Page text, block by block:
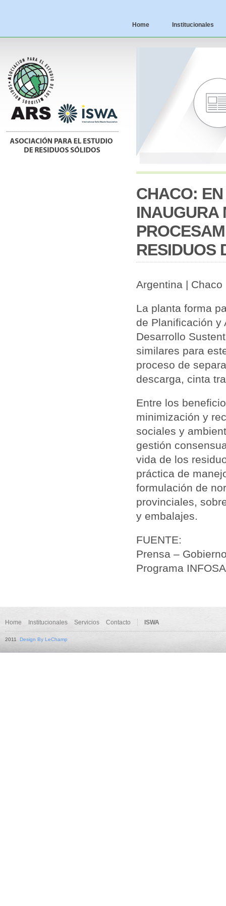
Home Institucionales
CHACO:
INAUGURA
RESIDUOS
Argentina | Chaco
La planta forma
de Planificación y
Desarrollo
similares para
proceso de
descarga, cinta
Entre los
minimización y
sociales y
gestión
vida de los
práctica de
formulación de
provinciales,
y embalajes.
FUENTE:
Prensa –
Programa
Home Institucionales Servicios Contacto ISWA
2011 Design By LeChamp